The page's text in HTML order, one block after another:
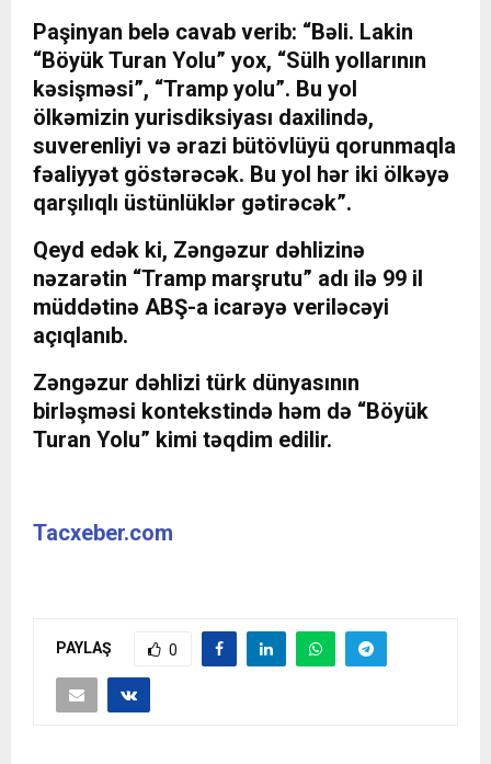
Paşinyan belə cavab verib: “Bəli. Lakin
“Böyük Turan Yolu” yox, “Sülh yollarının
kəsişməsi”, “Tramp yolu”. Bu yol
ölkəmizin yurisdiksiyası daxilində,
suverenliyi və ərazi bütövlüyü qorunmaqla
fəaliyyət göstərəcək. Bu yol hər iki ölkəyə
qarşılıqlı üstünlüklər gətirəcək”.
Qeyd edək ki, Zəngəzur dəhlizinə
nəzarətin “Tramp marşrutu” adı ilə 99 il
müddətinə ABŞ-a icarəyə veriləcəyi
açıqlanıb.
Zəngəzur dəhlizi türk dünyasının
birləşməsi kontekstində həm də “Böyük
Turan Yolu” kimi təqdim edilir.
Tacxeber.com
PAYLAŞ 0